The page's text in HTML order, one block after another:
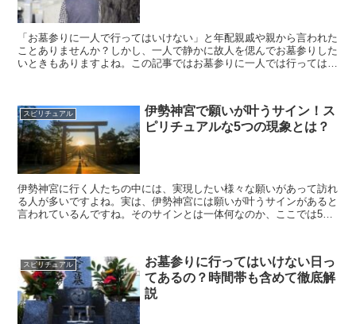
「お墓参りに一人で行ってはいけない」と年配親戚や親から言われた
ことありませんか？しかし、一人で静かに故人を偲んでお墓参りした
いときもありますよね。この記事ではお墓参りに一人では行ってはい
スピリチュアル
伊勢神宮で願いが叶うサイン！ス
ピリチュアルな5つの現象とは？
伊勢神宮に行く人たちの中には、実現したい様々な願いがあって訪れ
る人が多いですよね。実は、伊勢神宮には願いが叶うサインがあると
言われているんですね。そのサインとは一体何なのか、ここでは5つ
スピリチュアル
お墓参りに行ってはいけない日っ
てあるの？時間帯も含めて徹底解
説